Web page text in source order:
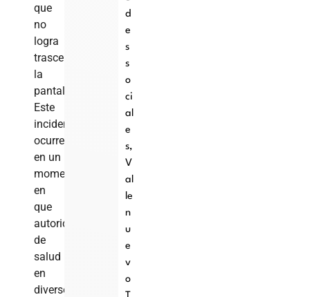
que
no
logra
trascender
la
pantalla.
Este
incidente
ocurre
en un
momento
en
que
autoridades
de
salud
en
diversos
d
e
s
s
o
ci
al
e
s,
V
al
le
n
u
e
v
o